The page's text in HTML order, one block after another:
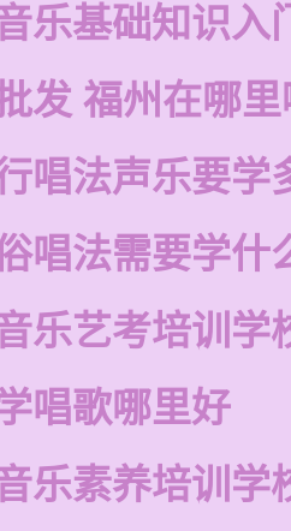
乐基础知识入
发 福州在哪
唱法声乐要学
唱法需要学什
乐艺考培训学
唱歌哪里好
乐素养培训学